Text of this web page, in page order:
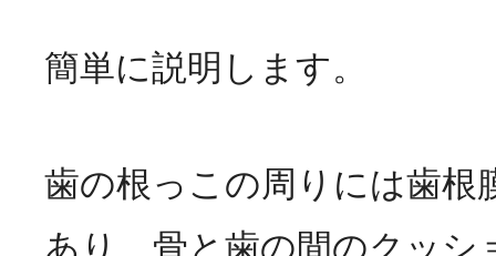
簡単に説明します。
歯の根っこの周りには歯根
あり、骨と歯の間のクッシ